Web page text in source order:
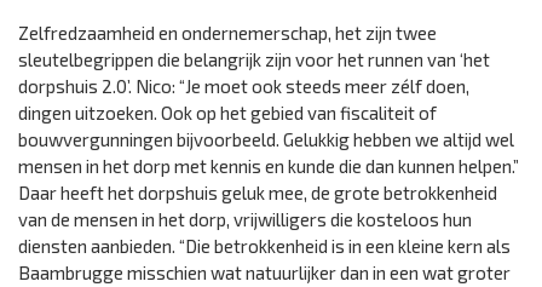
Zelfredzaamheid en ondernemerschap, het zijn twee
sleutelbegrippen die belangrijk zijn voor het runnen van ‘het
dorpshuis 2.0’. Nico: “Je moet ook steeds meer zélf doen,
dingen uitzoeken. Ook op het gebied van fiscaliteit of
bouwvergunningen bijvoorbeeld. Gelukkig hebben we altijd wel
mensen in het dorp met kennis en kunde die dan kunnen helpen.”
Daar heeft het dorpshuis geluk mee, de grote betrokkenheid
van de mensen in het dorp, vrijwilligers die kosteloos hun
diensten aanbieden. “Die betrokkenheid is in een kleine kern als
Baambrugge misschien wat natuurlijker dan in een wat groter